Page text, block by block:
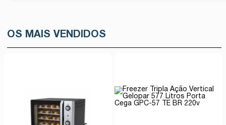
OS MAIS VENDIDOS